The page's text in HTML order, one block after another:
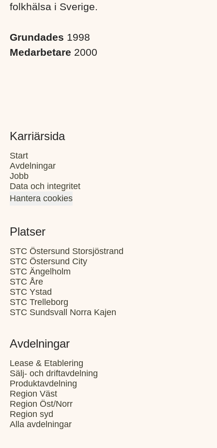
folkhälsa i Sverige. ​
Grundades 1998
Medarbetare 2000
Karriärsida
Start
Avdelningar
Jobb
Data och integritet
Hantera cookies
Platser
STC Östersund Storsjöstrand
STC Östersund City
STC Ängelholm
STC Åre
STC Ystad
STC Trelleborg
STC Sundsvall Norra Kajen
Avdelningar
Lease & Etablering
Sälj- och driftavdelning
Produktavdelning
Region Väst
Region Öst/Norr
Region syd
Alla avdelningar